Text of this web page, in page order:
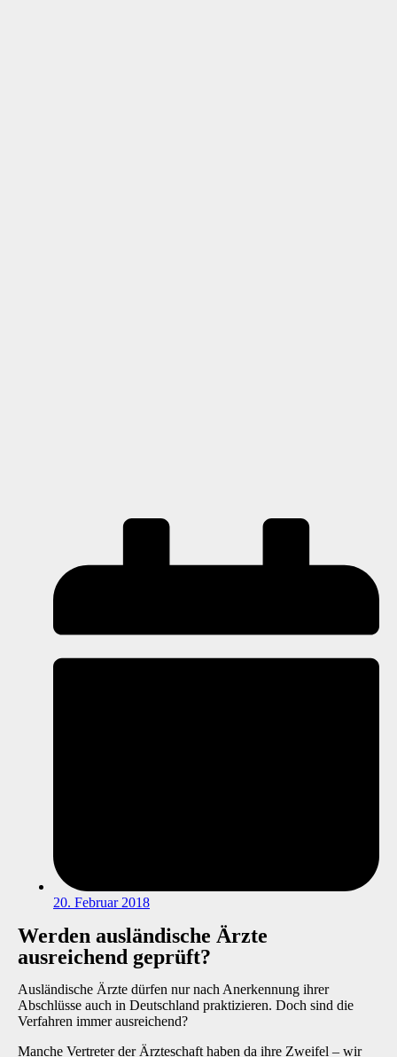
20. Februar 2018
Werden ausländische Ärzte
ausreichend geprüft?
Ausländische Ärzte dürfen nur nach Anerkennung ihrer
Abschlüsse auch in Deutschland praktizieren. Doch sind die
Verfahren immer ausreichend?
Manche Vertreter der Ärzteschaft haben da ihre Zweifel – wir